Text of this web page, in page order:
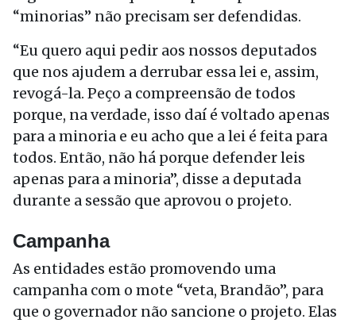
“minorias” não precisam ser defendidas.
“Eu quero aqui pedir aos nossos deputados
que nos ajudem a derrubar essa lei e, assim,
revogá-la. Peço a compreensão de todos
porque, na verdade, isso daí é voltado apenas
para a minoria e eu acho que a lei é feita para
todos. Então, não há porque defender leis
apenas para a minoria”, disse a deputada
durante a sessão que aprovou o projeto.
Campanha
As entidades estão promovendo uma
campanha com o mote “veta, Brandão”, para
que o governador não sancione o projeto. Elas